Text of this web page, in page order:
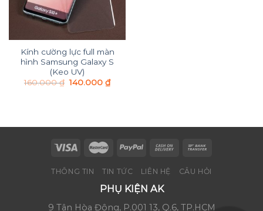
Kính cường lực full màn
hình Samsung Galaxy S
(Keo UV)
160.000₫ 140.000₫
THÔNG TIN TIN TỨC LIÊN HỆ CÂU HỎI
PHỤ KIỆN AK
9 Tân Hòa Đông, P.001 13, Q.6, TP.HCM